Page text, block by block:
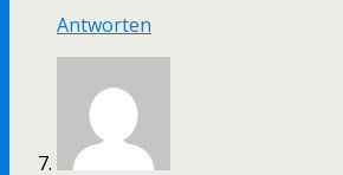
Antworten